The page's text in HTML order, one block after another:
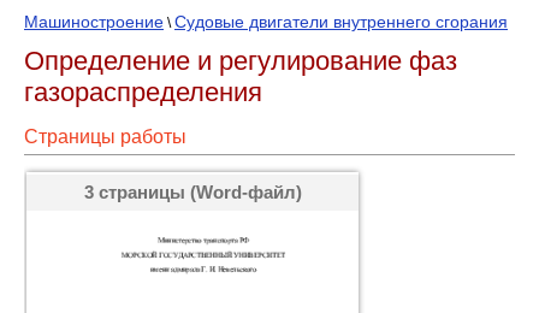
Машиностроение \Судовые двигатели внутреннего сгорания
Определение и регулирование фаз
газораспределения
Страницы работы
3 страницы (Word-файл)